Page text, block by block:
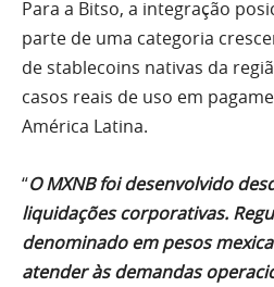
Para a Bitso, a integração
parte de uma categoria
de stablecoins nativas da
casos reais de uso em
América Latina.
“O MXNB foi desenvolvido
liquidações corporativas.
denominado em pesos
atender às demandas